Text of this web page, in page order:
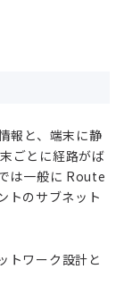
報と、端末に静
ごとに経路がば
は一般に Route
トのサブネット
トワーク設計と